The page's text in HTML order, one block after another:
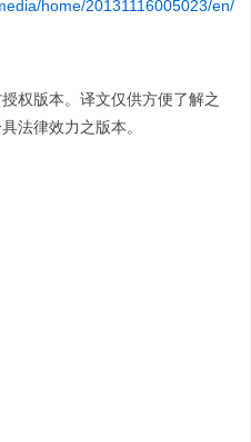
home/20131116005023/en/
权版本。译文仅供方便了解之
法律效力之版本。